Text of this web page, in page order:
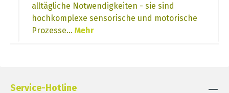
alltägliche Notwendigkeiten - sie sind
hochkomplexe sensorische und motorische
Prozesse… Mehr
Service-Hotline